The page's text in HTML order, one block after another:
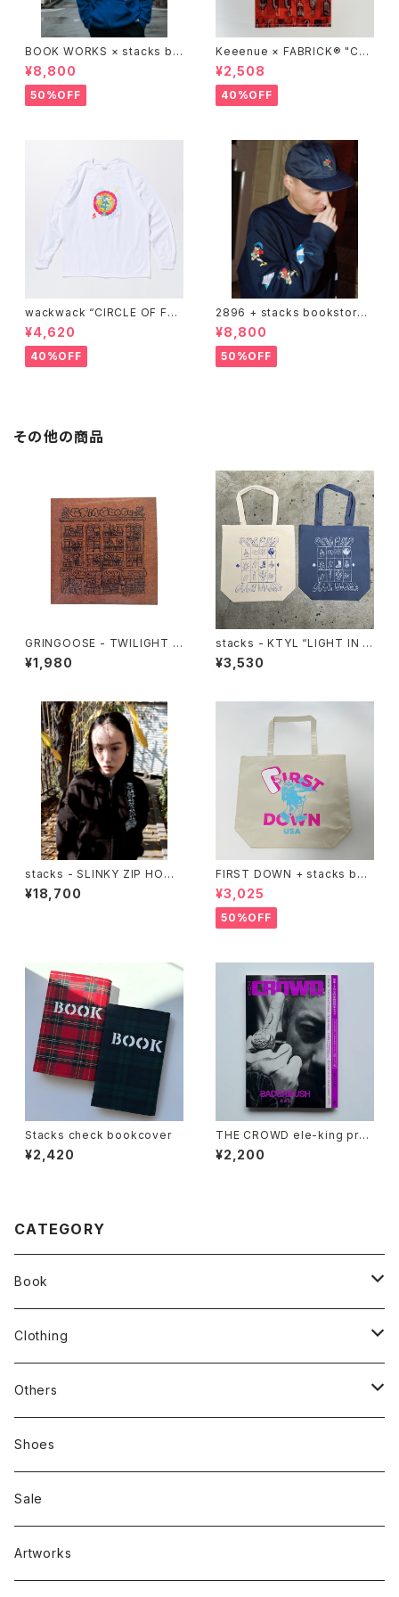
BOOK WORKS × stacks bo
okstore "Jimbocho Beat Li
brary zip up hood"
¥8,800
50%OFF
Keeenue × FABRICK®︎ "CO
MPACT SHOPPING BAG" st
acks Exclusive model
¥2,508
40%OFF
wackwack “CIRCLE OF FRI
ENDS” L/S TEE
¥4,620
40%OFF
2896 + stacks bookstore
"wackwack" Sweatshirts
¥8,800
50%OFF
その他の商品
GRINGOOSE - TWILIGHT W
ANDER
¥1,980
stacks - KTYL “LIGHT IN T
HE DARK” Totebag
¥3,530
stacks - SLINKY ZIP HOOD
IE
¥18,700
FIRST DOWN + stacks boo
kstore BIG TOTE
¥3,025
50%OFF
Stacks check bookcover
¥2,420
THE CROWD ele-king pres
ents HIP HOP JAPAN (ele-
king books)
¥2,200
CATEGORY
Book
stacks
新刊本
Zine、Other
Clothing
Tees
Sweatshirts
Bag & Accessories
Others
Mixcd
RC SLUM / ROYALTY CLUB
雑貨
Shoes
Sale
Artworks